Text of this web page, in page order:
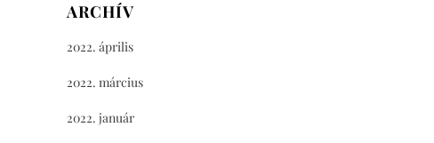
ARCHÍV
2022. április
2022. március
2022. január